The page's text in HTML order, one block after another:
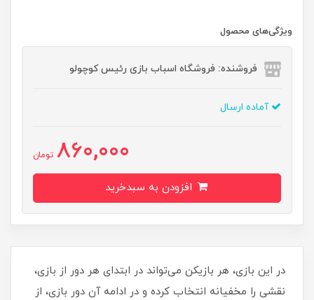
ویژگی‌های محصول
فروشنده: فروشگاه اسباب بازی رئیس کوچولو
آماده ارسال
860,000 تومان
در این بازی، هر بازیکن می‌تواند در ابتدای هر دور از بازی،
نقشی را مخفیانه انتخاب کرده و در ادامه آن دور بازی، از